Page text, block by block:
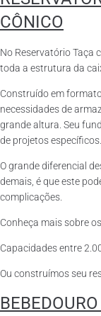
CÔNICO
No Reservatório Taça
toda a estrutura da
Construído em
necessidades de
grande altura. Seu
de projetos específicos.
O grande diferencial
demais, é que este
complicações.
Conheça mais sobre
Capacidades entre
Ou construímos seu